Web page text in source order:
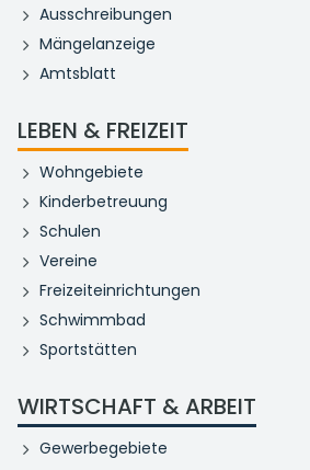
Ausschreibungen
Mängelanzeige
Amtsblatt
LEBEN & FREIZEIT
Wohngebiete
Kinderbetreuung
Schulen
Vereine
Freizeiteinrichtungen
Schwimmbad
Sportstätten
WIRTSCHAFT & ARBEIT
Gewerbegebiete